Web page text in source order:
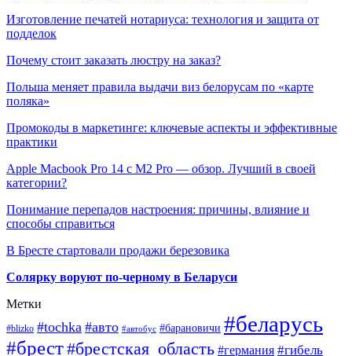
Изготовление печатей нотариуса: технология и защита от
подделок
Почему стоит заказать люстру на заказ?
Польша меняет правила выдачи виз белорусам по «карте
поляка»
Промокоды в маркетинге: ключевые аспекты и эффективные
практики
Apple Macbook Pro 14 с M2 Pro — обзор. Лучший в своей
категории?
Понимание перепадов настроения: причины, влияние и
способы справиться
В Бресте стартовали продажи березовика
Солярку воруют по-черному в Беларуси
Метки
#blizko #tochka #авто #автобус #барановичи #беларусь
#брест#брестская_область #германия #гибель